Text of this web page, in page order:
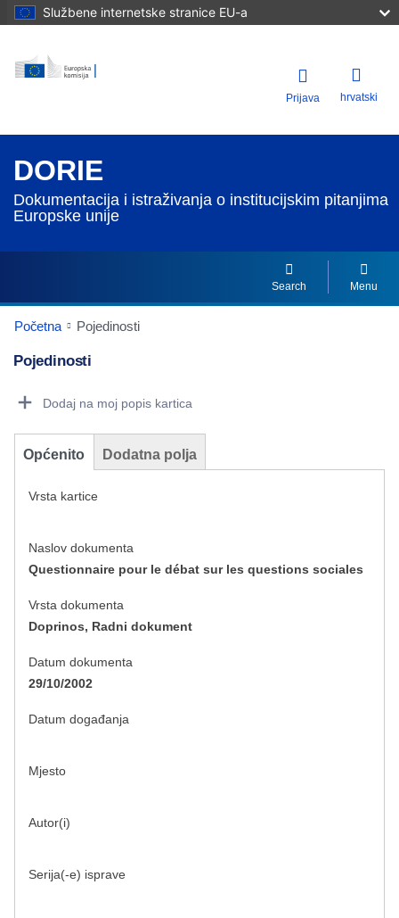
Službene internetske stranice EU-a
Prijava hrvatski
DORIE
Dokumentacija i istraživanja o institucijskim pitanjima
Europske unije
Search Menu
Početna Pojedinosti
Pojedinosti
Dodaj na moj popis kartica
Općenito Dodatna polja
Vrsta kartice
Naslov dokumenta
Questionnaire pour le débat sur les questions sociales
Vrsta dokumenta
Doprinos, Radni dokument
Datum dokumenta
29/10/2002
Datum događanja
Mjesto
Autor(i)
Serija(-e) isprave